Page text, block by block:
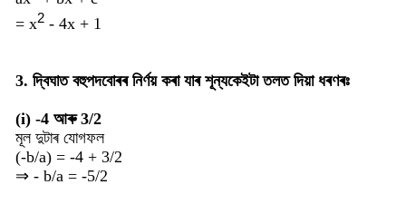
= x2 - 4x + 1
3. দ্বিঘাত বহুপদবোৰৰ নিৰ্ণয় কৰা যাৰ শূন্যকেইটা তলত দিয়া ধৰণৰঃ
(i) -4 আৰু 3/2
মূল দুটাৰ যোগফল
(-b/a) = -4 + 3/2
⇒ - b/a = -5/2